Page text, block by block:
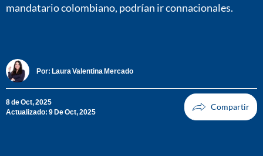
mandatario colombiano, podrían ir connacionales.
Por: Laura Valentina Mercado
8 de Oct, 2025
Actualizado: 9 De Oct, 2025